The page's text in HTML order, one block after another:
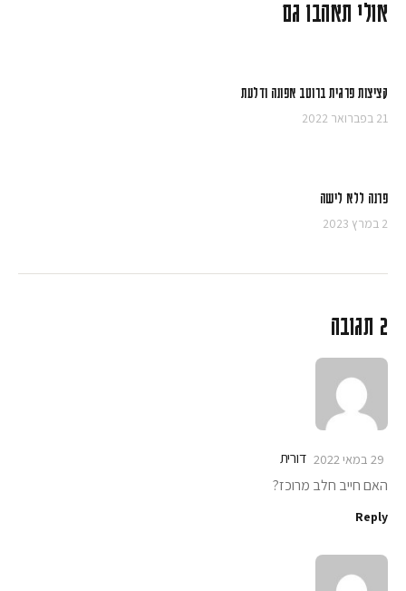
אולי תאהבו גם
קציצות פרגית ברוטב אפונה ודלעת
21 בפברואר 2022
פרנה ללא לישה
2 במרץ 2023
2 תגובה
דורית 29 במאי 2022
האם חייב חלב מרוכז?
Reply